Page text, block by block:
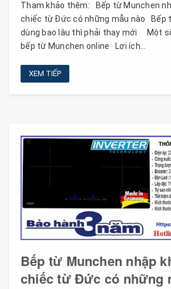
Tham khảo thêm: Bếp từ Munchen
chiếc từ Đức có những mẫu nào Bếp
dùng bao lâu thì phải thay mới Một
bếp từ Munchen online Lợi ích...
XEM TIẾP
Bếp từ Munchen nhập
chiếc từ Đức có những